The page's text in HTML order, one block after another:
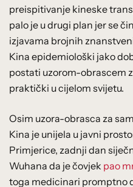
preispitivanje kineske
palo je u drugi plan jer se
izjavama brojnih
Kina epidemiološki jako
postati uzorom-obrascem
praktički u cijelom svijetu.
Osim uzora-obrasca za
Kina je unijela u javni
Primjerice, zadnji dan
Wuhana da je čovjek pao
toga medicinari promptno